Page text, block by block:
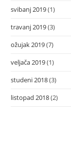
svibanj 2019(1)
travanj 2019(3)
ožujak 2019(7)
veljača 2019(1)
studeni 2018(3)
listopad 2018(2)